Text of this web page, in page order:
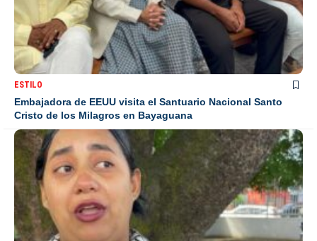
ESTILO
Embajadora de EEUU visita el Santuario Nacional Santo
Cristo de los Milagros en Bayaguana